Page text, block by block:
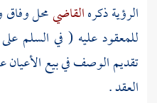
الرؤية ذكرهالقاضيمحل
للمعقود عليه ( في السلم
تقديم الوصف في بيع الأعيان
العقد .